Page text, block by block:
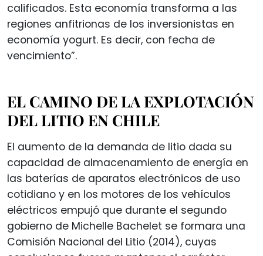
calificados. Esta economía transforma a las
regiones anfitrionas de los inversionistas en
economía yogurt. Es decir, con fecha de
vencimiento”.
EL CAMINO DE LA EXPLOTACIÓN
DEL LITIO EN CHILE
El aumento de la demanda de litio dada su
capacidad de almacenamiento de energía en
las baterías de aparatos electrónicos de uso
cotidiano y en los motores de los vehículos
eléctricos empujó que durante el segundo
gobierno de Michelle Bachelet se formara una
Comisión Nacional del Litio (2014), cuyas